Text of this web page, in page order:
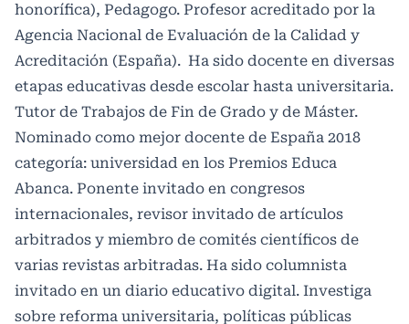
honorífica), Pedagogo. Profesor acreditado por la
Agencia Nacional de Evaluación de la Calidad y
Acreditación (España). Ha sido docente en diversas
etapas educativas desde escolar hasta universitaria.
Tutor de Trabajos de Fin de Grado y de Máster.
Nominado como mejor docente de España 2018
categoría: universidad en los Premios Educa
Abanca. Ponente invitado en congresos
internacionales, revisor invitado de artículos
arbitrados y miembro de comités científicos de
varias revistas arbitradas. Ha sido columnista
invitado en un diario educativo digital. Investiga
sobre reforma universitaria, políticas públicas